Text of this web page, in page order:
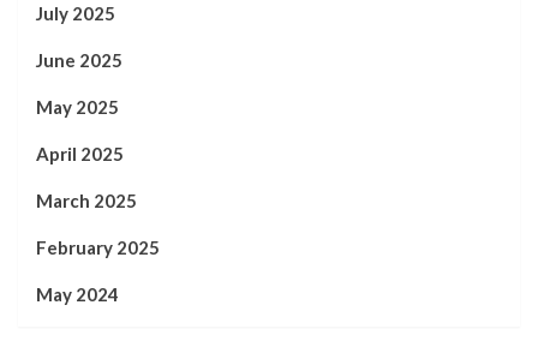
July 2025
June 2025
May 2025
April 2025
March 2025
February 2025
May 2024